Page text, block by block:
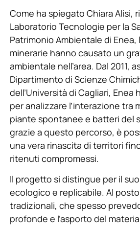
Come ha spiegato Chiara Alisi,
Laboratorio Tecnologie per la
Patrimonio Ambientale di Enea,
minerarie hanno causato un
ambientale nell’area. Dal 2011,
Dipartimento di Scienze
dell’Università di Cagliari, Enea
per analizzare l’interazione tra
piante spontanee e batteri del
grazie a questo percorso, è
una vera rinascita di territori
ritenuti compromessi.
Il progetto si distingue per il
ecologico e replicabile. Al
tradizionali, che spesso
profonde e l’asporto del